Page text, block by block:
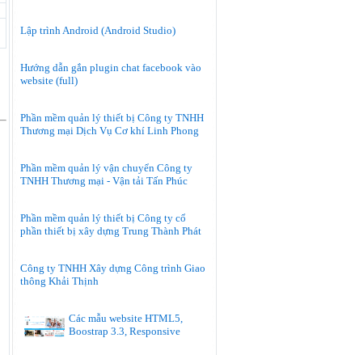
Lập trình Android (Android Studio)
Hướng dẫn gắn plugin chat facebook vào
website (full)
Phần mềm quản lý thiết bị Công ty TNHH
Thương mại Dịch Vụ Cơ khí Linh Phong
Phần mềm quản lý vận chuyển Công ty
TNHH Thương mại - Vận tải Tấn Phúc
Phần mềm quản lý thiết bị Công ty cổ
phần thiết bị xây dựng Trung Thành Phát
Công ty TNHH Xây dựng Công trình Giao
thông Khải Thịnh
Các mẫu website HTML5,
Boostrap 3.3, Responsive